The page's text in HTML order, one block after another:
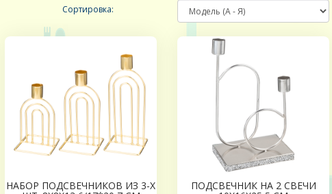
Сортировка:
НАБОР ПОДСВЕЧНИКОВ ИЗ 3-Х ПОДСВЕЧНИК НА 2 СВЕЧИ